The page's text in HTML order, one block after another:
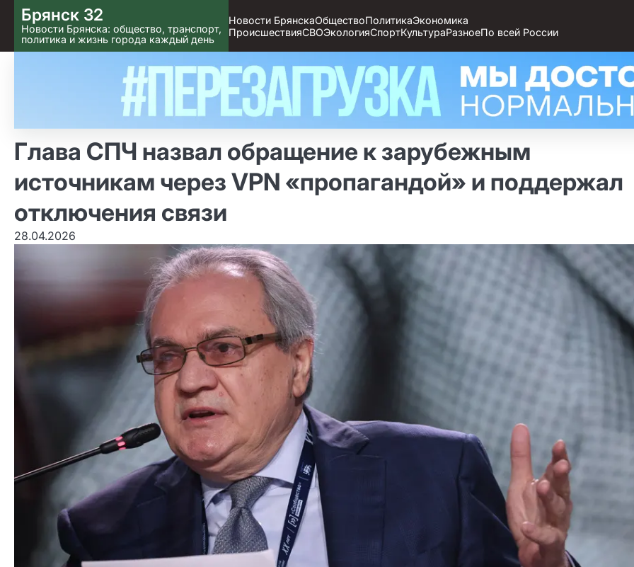
Skip
to content
Брянск 32
Новости Брянска: общество, транспорт,
политика и жизнь города каждый день
Новости БрянскаОбществоПолитикаЭкономика
ПроисшествияСВОЭкологияСпортКультураРазноеПо всей России
Глава СПЧ назвал обращение к зарубежным
источникам через VPN «пропагандой» и поддержал
отключения связи
28.04.2026